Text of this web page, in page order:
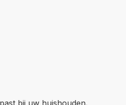
bij uw huishouden.